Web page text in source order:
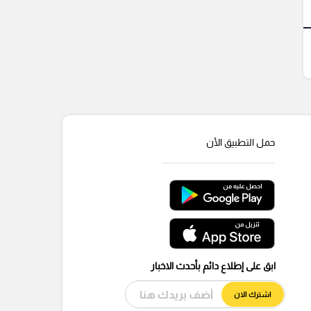
حمل التطبيق الأن
ابق على إطلاع دائم بأحدث الاخبار
اشترك الان